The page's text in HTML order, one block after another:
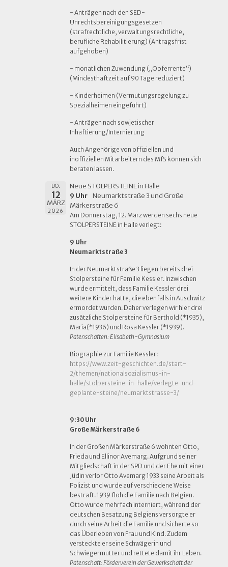
- Anträgen nach den SED-
Unrechtsbereinigungsgesetzen
(strafrechtliche, verwaltungsrechtliche,
berufliche Rehabilitierung) (Antragsfrist
aufgehoben)
- monatlichen Zuwendung („Opferrente“)
(Mindesthaftzeit auf 90 Tage reduziert)
- Kinderheimen (Vermutungsregelung zu
Spezialheimen eingeführt)
- Anträgen nach sowjetischer
Inhaftierung/Internierung
Auch Angehörige von offiziellen und
inoffiziellen Mitarbeitern des MfS können sich
beraten lassen.
DO.
12
MÄRZ
2026
Neue STOLPERSTEINE in Halle
9 Uhr
Neumarktstraße 3 und Große
Märkerstraße 6
Am Donnerstag, 12. März werden sechs neue
STOLPERSTEINE in Halle verlegt:
9 Uhr
Neumarktstraße 3
In der Neumarktstraße 3 liegen bereits drei
Stolpersteine für Familie Kessler. Inzwischen
wurde ermittelt, dass Familie Kessler drei
weitere Kinder hatte, die ebenfalls in Auschwitz
ermordet wurden. Daher verlegen wir hier drei
zusätzliche Stolpersteine für Berthold (*1935),
Maria(*1936) und Rosa Kessler (*1939).
Patenschaften: Elisabeth-Gymnasium
Biographie zur Familie Kessler:
https://www.zeit-geschichten.de/start-
2/themen/nationalsozialismus-in-
halle/stolpersteine-in-halle/verlegte-und-
geplante-steine/neumarktstrasse-3/
9:30 Uhr
Große Märkerstraße 6
In der Großen Märkerstraße 6 wohnten Otto,
Frieda und Ellinor Avemarg. Aufgrund seiner
Mitgliedschaft in der SPD und der Ehe mit einer
Jüdin verlor Otto Avemarg 1933 seine Arbeit als
Polizist und wurde auf verschiedene Weise
bestraft. 1939 floh die Familie nach Belgien.
Otto wurde mehrfach interniert, während der
deutschen Besatzung Belgiens versorgte er
durch seine Arbeit die Familie und sicherte so
das Überleben von Frau und Kind. Zudem
versteckte er seine Schwägerin und
Schwiegermutter und rettete damit ihr Leben.
Patenschaft: Förderverein der Gewerkschaft der